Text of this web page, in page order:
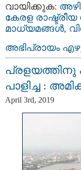
വായിക്കുക:
കേരള
മാധ്യമങ്ങള്‍,
അഭിപ്രായം
പ്രളയത്തിനു
പാളിച്ച :
April 3rd, 2019